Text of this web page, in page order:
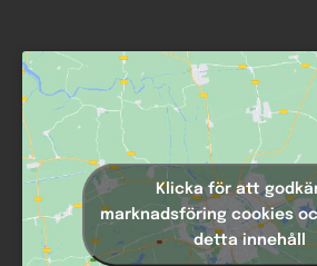
Klicka för att
marknadsföring cookies
detta innehåll